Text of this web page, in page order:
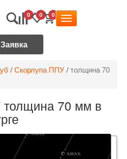
0 0 0
/Скорлупа ППУ/толщина 70
70 мм в